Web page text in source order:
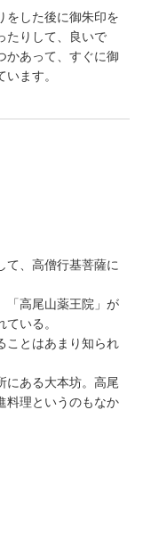
をした後に御朱印を
たりして、良いで
かあって、すぐに御
ます。
て、高僧行基菩薩に
「高尾山薬王院」が
いる。
ことはあまり知られ
にある大本坊。高尾
料理というのもなか